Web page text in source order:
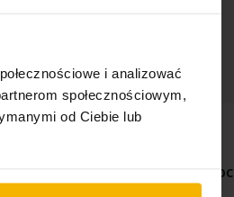
i analizować
społecznościowym,
od Ciebie lub
Volkswagen T-Roc